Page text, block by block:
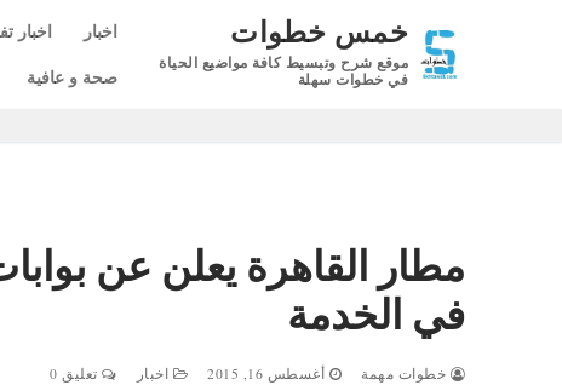
خمس خطوات
موقع شرح وتبسيط كافة مواضيع الحياة
في خطوات سهلة
اخبار اخبار
صحة و عافية
مطار القاهرة يعلن عن
في الخدمة
خطوات مهمة أغسطس 16, 2015 اخبار تعليق 0